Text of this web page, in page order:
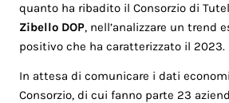
quanto ha ribadito il Consorzio di
Zibello DOP, nell’analizzare un trend
positivo che ha caratterizzato il 2023.
In attesa di comunicare i dati
Consorzio, di cui fanno parte 23